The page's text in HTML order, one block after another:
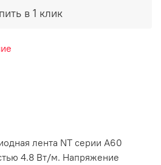
в 1 клик
лента NT серии A60
4.8 Вт/м. Напряжение